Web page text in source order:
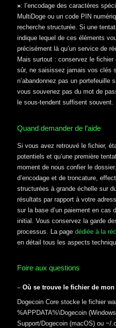
»: l’encodage des caractères
MultiDoge ou un code PIN
recherche structurée. Si une
indique lequel de ces éléments
précisément là qu’un service de
Mais surtout : conservez le
sûr, ne saisissez jamais vos clés
n’abandonnez pas un portefeuille
vous souvenez pas du mot de
le sous-tendent suffisent souvent.
Quand demander de l’aide
Si vous avez retrouvé le fichier,
potentiels et qu’une première
moment de nous confier le
d’encodage et de troncature,
structurées à grande échelle sur
résultats par rapport à votre
sur la base d’un paiement en cas
initial. Vous conservez la garde
processus. La page dédiée à la
en détail tous les aspects
Foire aux questions
Où se trouve le fichier de
Dogecoin Core stocke le fichier
%APPDATA%\Dogecoin
Support/Dogecoin (macOS) ou ~/